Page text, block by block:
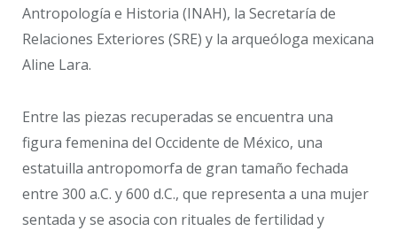
Antropología e Historia (INAH), la Secretaría de
Relaciones Exteriores (SRE) y la arqueóloga mexicana
Aline Lara.
Entre las piezas recuperadas se encuentra una
figura femenina del Occidente de México, una
estatuilla antropomorfa de gran tamaño fechada
entre 300 a.C. y 600 d.C., que representa a una mujer
sentada y se asocia con rituales de fertilidad y